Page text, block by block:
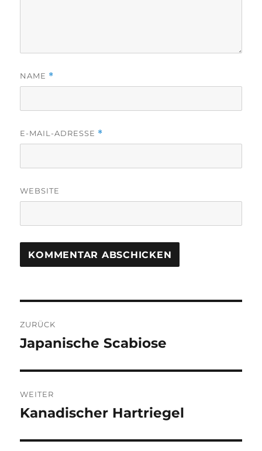
NAME *
E-MAIL-ADRESSE *
WEBSITE
ZURÜCK
Vorheriger
Japanische Scabiose
WEITER
Nächster
Kanadischer Hartriegel